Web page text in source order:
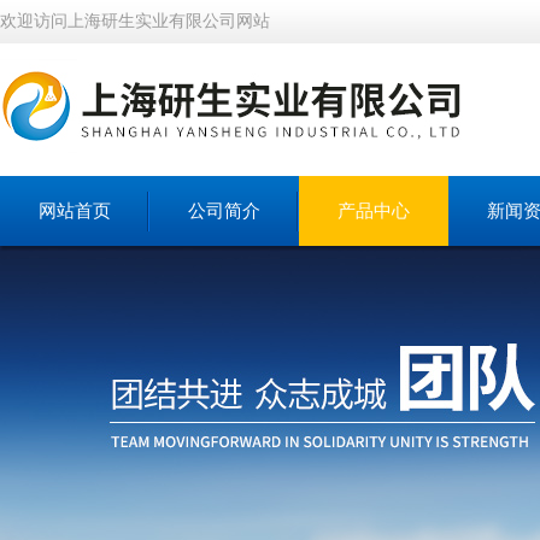
欢迎访问上海研生实业有限公司网站
网站首页 公司简介 产品中心 新闻